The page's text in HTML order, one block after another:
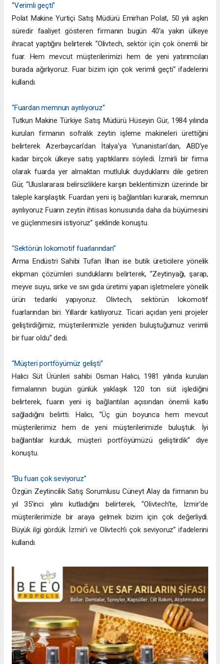
“Verimli geçti”
Polat Makine Yurtiçi Satış Müdürü Emirhan Polat, 50 yılı aşkın
süredir faaliyet gösteren firmanın bugün 40’a yakın ülkeye
ihracat yaptığını belirterek “Olivtech, sektör için çok önemli bir
fuar. Hem mevcut müşterilerimizi hem de yeni yatırımcıları
burada ağırlıyoruz. Fuar bizim için çok verimli geçti” ifadelerini
kullandı.
“Fuardan memnun ayrılıyoruz”
Tutkun Makine Türkiye Satış Müdürü Hüseyin Gür, 1984 yılında
kurulan firmanın sofralık zeytin işleme makineleri ürettiğini
belirterek Azerbaycan’dan İtalya’ya Yunanistan’dan, ABD’ye
kadar birçok ülkeye satış yaptıklarını söyledi. İzmirli bir firma
olarak fuarda yer almaktan mutluluk duyduklarını dile getiren
Gür, “Uluslararası belirsizliklere karşın beklentimizin üzerinde bir
taleple karşılaştık. Fuardan yeni iş bağlantıları kurarak, memnun
ayrılıyoruz Fuarın zeytin ihtisas konusunda daha da büyümesini
ve güçlenmesini istiyoruz” şeklinde konuştu.
“Sektörün lokomotif fuarlarından”
Arma Endüstri Sahibi Tufan İlhan ise butik üreticilere yönelik
ekipman çözümleri sunduklarını belirterek, “Zeytinyağı, şarap,
meyve suyu, sirke ve sıvı gıda üretimi yapan işletmelere yönelik
ürün tedariki yapıyoruz. Olivtech, sektörün lokomotif
fuarlarından biri. Yıllardır katılıyoruz. Ticari açıdan yeni projeler
geliştirdiğimiz, müşterilerimizle yeniden buluştuğumuz verimli
bir fuar oldu” dedi.
“Müşteri portföyümüz gelişti”
Halıcı Süt Ürünleri sahibi Osman Halıcı, 1981 yılında kurulan
firmalarının bugün günlük yaklaşık 120 ton süt işlediğini
belirterek, fuarın yeni iş bağlantıları açısından önemli katkı
sağladığını belirtti. Halıcı, “Üç gün boyunca hem mevcut
müşterilerimiz hem de yeni müşterilerimizle buluştuk. İyi
bağlantılar kurduk, müşteri portföyümüzü geliştirdik” diye
konuştu.
“Bu fuarı çok seviyoruz”
Özgün Zeytincilik Satış Sorumlusu Cüneyt Alay da firmanın bu
yıl 35’inci yılını kutladığını belirterek, “Olivtech’te, İzmir’de
müşterilerimizle bir araya gelmek bizim için çok değerliydi.
Büyük ilgi gördük. İzmir’i ve Olivtech’i çok seviyoruz” ifadelerini
kullandı.